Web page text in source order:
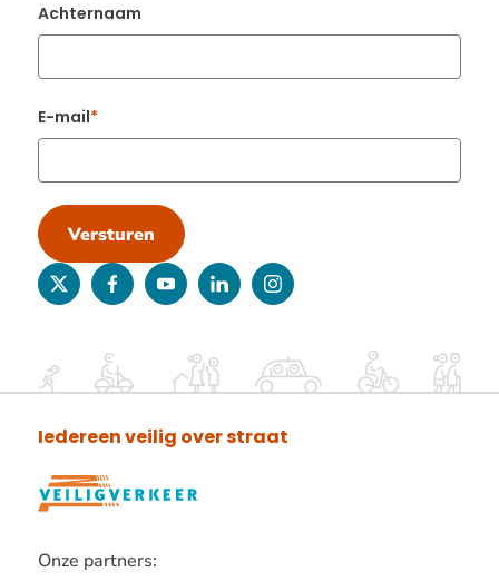
Achternaam
E-mail
Versturen
twitterfacebookyoutubelinkedininstagram
Iedereen veilig over straat
Onze partners: